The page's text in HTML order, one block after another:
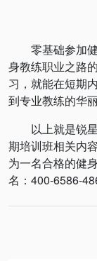
零基础参加健
身教练职业之路
习，就能在短期
到专业教练的华
以上就是锐星
期培训班相关内
为一名合格的健
名：400-6586-